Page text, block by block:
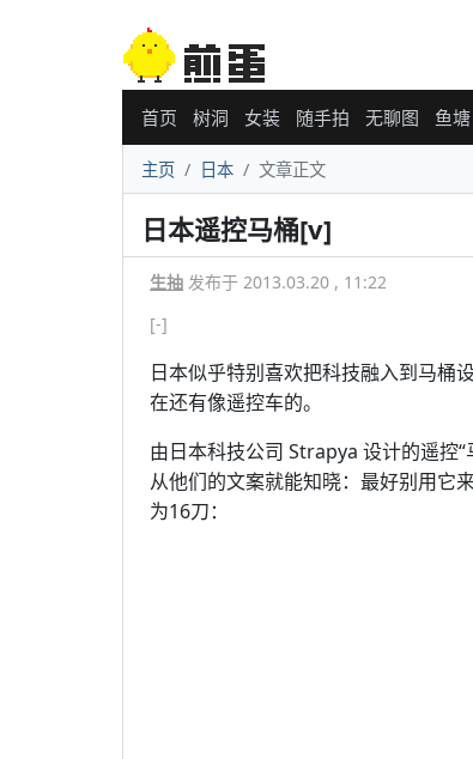
首页 树洞 女装 随手拍 无聊图 鱼塘
主页 日本 文章正文
日本遥控马桶[v]
生抽 发布于 2013.03.20 , 11:22
[-]
日本似乎特别喜欢把科技融入到马
在还有像遥控车的。
由日本科技公司 Strapya 设计的遥控
从他们的文案就能知晓：最好别用它
为16刀：